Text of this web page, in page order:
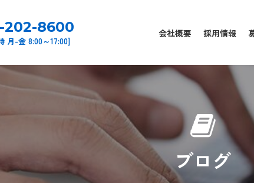
202-8600
月-金 8:00～17:00]
会社概要 採用情報
ブログ